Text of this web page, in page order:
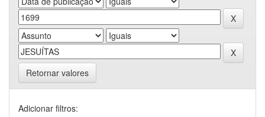
Retornar valores
Adicionar filtros: